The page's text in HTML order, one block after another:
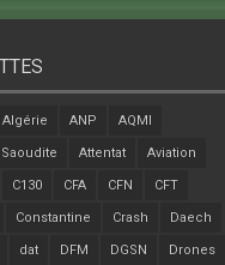
Algérie ANP AQMI
Attentat Aviation
C130 CFA CFN CFT
Constantine Crash Daech
dat DFM DGSN Drones